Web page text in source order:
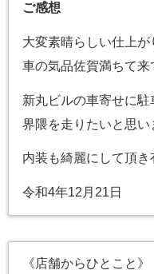
ご感想
大変素晴らしい仕上
車の気品佐賀満ちて来
新丸ビルの車寄せに
界隈を走りたいと思い
内装も綺麗にして頂き
令和4年12月21日
《店舗からひとこと》